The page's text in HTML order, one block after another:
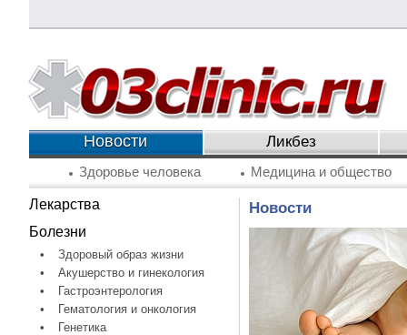
Новости Ликбез
Здоровье человека Медицина и общество
Лекарства
Болезни
•
Здоровый образ жизни
•
Акушерство и гинекология
•
Гастроэнтерология
•
Гематология и онкология
•
Генетика
Новости